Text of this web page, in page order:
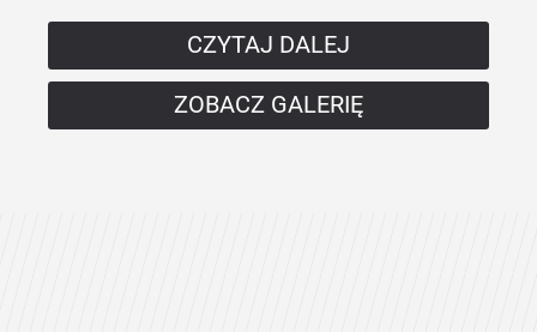
CZYTAJ DALEJ
ZOBACZ GALERIĘ